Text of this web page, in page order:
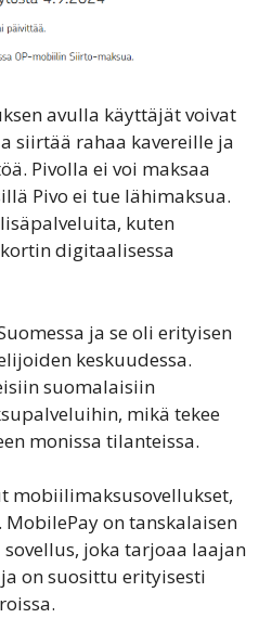
avulla käyttäjät voivat
siirtää rahaa kavereille ja
Pivolla ei voi maksaa
Pivo ei tue lähimaksua.
kuten
digitaalisessa
ja se oli erityisen
keskuudessa.
suomalaisiin
mikä tekee
monissa tilanteissa.
mobiilimaksusovellukset,
on tanskalaisen
joka tarjoaa laajan
on suosittu erityisesti